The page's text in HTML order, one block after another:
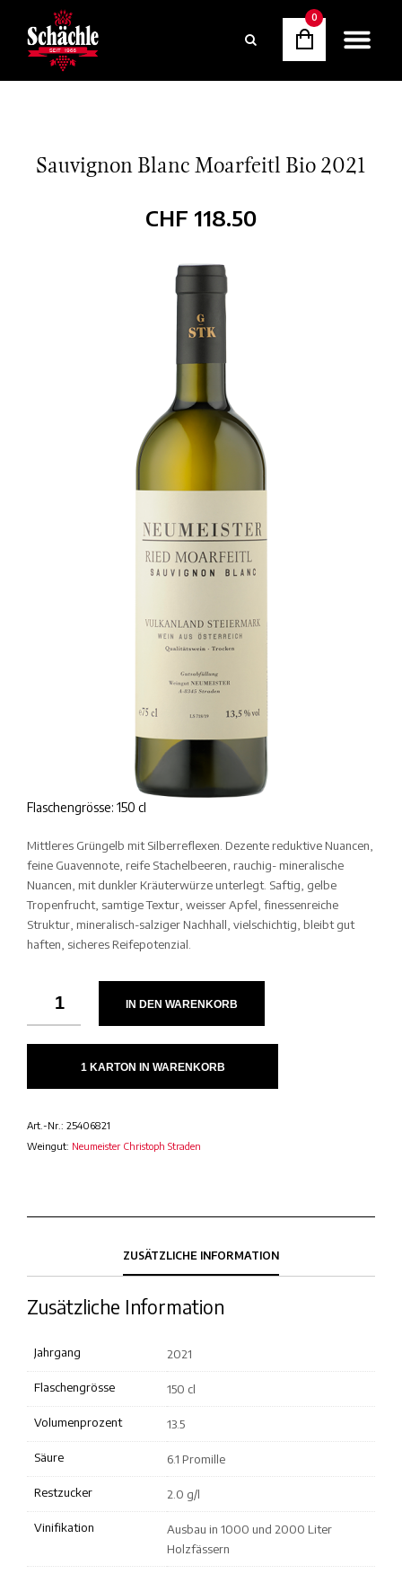
0
Sauvignon Blanc Moarfeitl Bio 2021
CHF 118.50
Flaschengrösse: 150 cl
Mittleres Grüngelb mit Silberreflexen. Dezente reduktive Nuancen,
feine Guavennote, reife Stachelbeeren, rauchig- mineralische
Nuancen, mit dunkler Kräuterwürze unterlegt. Saftig, gelbe
Tropenfrucht, samtige Textur, weisser Apfel, finessenreiche
Struktur, mineralisch-salziger Nachhall, vielschichtig, bleibt gut
haften, sicheres Reifepotenzial.
IN DEN WARENKORB
1 KARTON IN WARENKORB
Art.-Nr.: 25406821
Weingut: Neumeister Christoph Straden
ZUSÄTZLICHE INFORMATION
Zusätzliche Information
Jahrgang 2021
Flaschengrösse 150 cl
Volumenprozent 13.5
Säure 6.1 Promille
Restzucker 2.0 g/l
Vinifikation
Ausbau in 1000 und 2000 Liter
Holzfässern